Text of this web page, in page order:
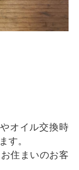
オイル交換時
す。
住まいのお客